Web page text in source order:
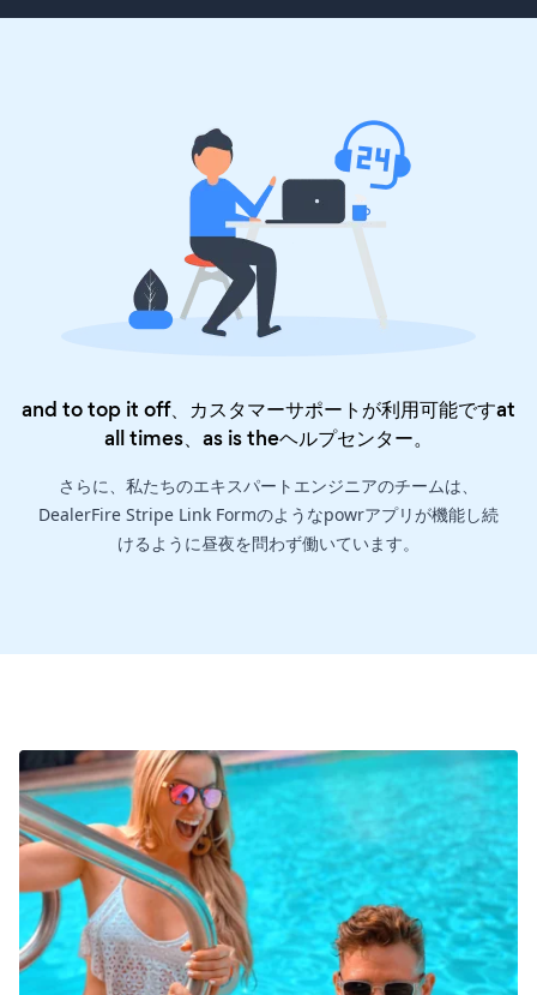
and to top it off、カスタマーサポートが利用可能ですat
all times、as is theヘルプセンター。
さらに、私たちのエキスパートエンジニアのチームは、
DealerFire Stripe Link Formのようなpowrアプリが機能し続
けるように昼夜を問わず働いています。